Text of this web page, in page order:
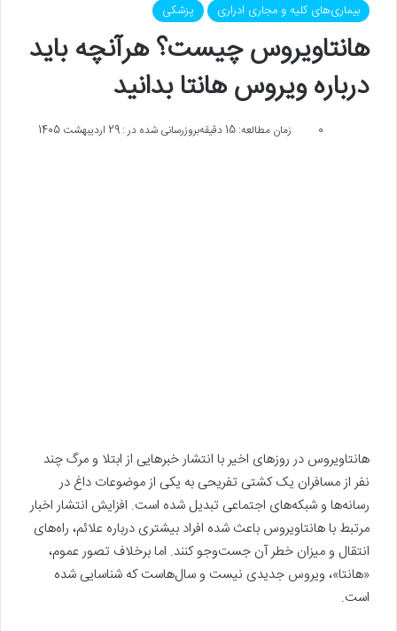
بیماری‌های کلیه و مجاری ادراری
پزشکی
هانتاویروس چیست؟ هرآنچه باید
درباره ویروس هانتا بدانید
بروزرسانی شده در : 29 اردیبهشت 1405 0 زمان مطالعه: 15 دقیقه
هانتاویروس در روزهای اخیر با انتشار خبرهایی از ابتلا و مرگ چند
نفر از مسافران یک کشتی تفریحی به یکی از موضوعات داغ در
رسانه‌ها و شبکه‌های اجتماعی تبدیل شده است. افزایش انتشار اخبار
مرتبط با هانتاویروس باعث شده افراد بیشتری درباره علائم، راه‌های
انتقال و میزان خطر آن جست‌وجو کنند. اما برخلاف تصور عموم،
«هانتا»، ویروس جدیدی نیست و سال‌هاست که شناسایی شده
است.